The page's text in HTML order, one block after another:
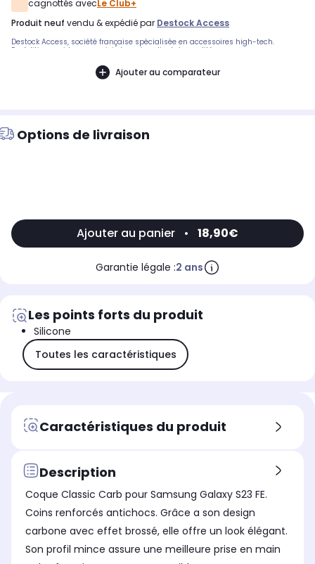
cagnottés avecLe Club+
produit neuf vendu & expédié par Destock Access
Destock Access, société française spécialisée en accessoires high-tech.
Expédition rapide avec suivi et service client de qualité.
Ajouter au comparateur
Options de livraison
Ajouter au panier • 18,90€
Garantie légale :2 ans
Les points forts du produit
Silicone
Toutes les caractéristiques
Caractéristiques du produit
Description
Coque Classic Carb pour Samsung Galaxy S23 FE.
Coins renforcés antichocs. Grâce a son design
carbone avec effet brossé, elle offre un look élégant.
Son profil mince assure une meilleure prise en main